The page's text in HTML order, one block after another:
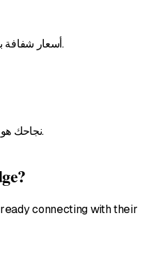
أسعار شفافة بدون رسوم خفية. ما تراه هو ما تدفعه.
نجاحك هو نجاحنا. نحن هنا لمساعدتك على النمو.
connecting with their